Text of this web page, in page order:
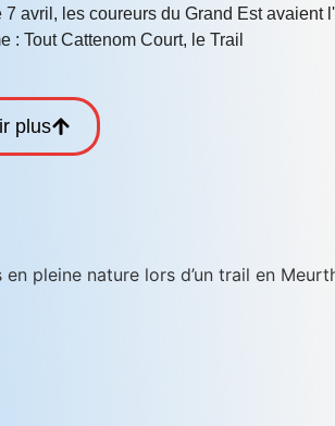
7 avril, les coureurs du Grand Est
: Tout Cattenom Court, le Trail
plus